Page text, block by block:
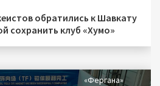
обратились к Шавкату
сохранить клуб «Хумо»
«Фергана»